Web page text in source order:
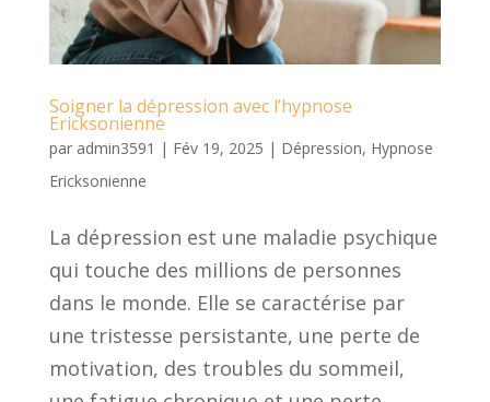
Soigner la dépression avec l’hypnose
Ericksonienne
par admin3591 | Fév 19, 2025 | Dépression, Hypnose
Ericksonienne
La dépression est une maladie psychique
qui touche des millions de personnes
dans le monde. Elle se caractérise par
une tristesse persistante, une perte de
motivation, des troubles du sommeil,